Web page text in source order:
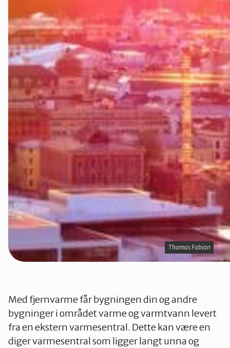
Thomas Fabian
Thomas Fabian
Med fjernvarme får bygningen din og andre
bygninger i området varme og varmtvann levert
fra en ekstern varmesentral. Dette kan være en
diger varmesentral som ligger langt unna og